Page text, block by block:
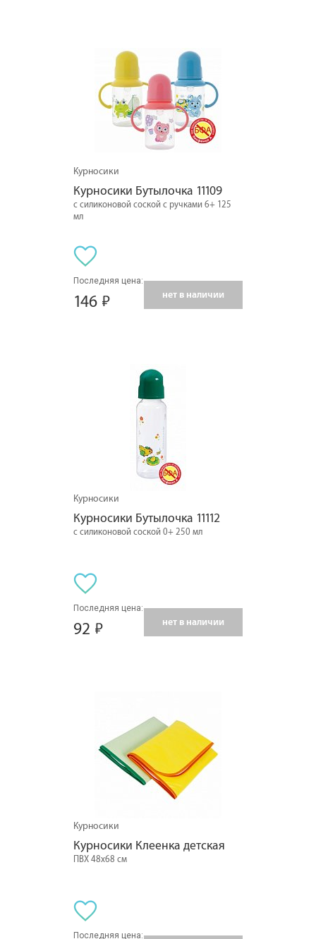
Курносики
Курносики Бутылочка 11109
с силиконовой соской с ручками 6+ 125
мл
Последняя цена:
146 нет в наличии
Курносики
Курносики Бутылочка 11112
с силиконовой соской 0+ 250 мл
Последняя цена:
92 нет в наличии
Курносики
Курносики Клеенка детская
ПВХ 48x68 см
Последняя цена: